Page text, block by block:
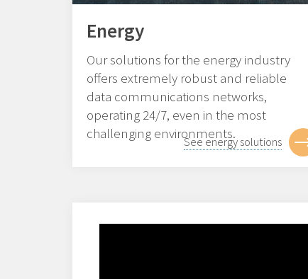
Energy
Our solutions for the energy industry
offers extremely robust and reliable
data communications networks,
operating 24/7, even in the most
challenging environments.
See energy solutions